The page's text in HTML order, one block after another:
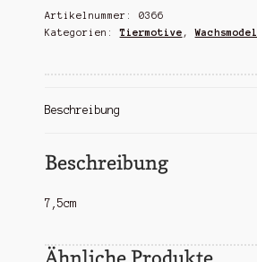
Artikelnummer: 0366
Kategorien:Tiermotive ,Wachsmodel
Beschreibung
Beschreibung
7,5cm
Ähnliche Produkte